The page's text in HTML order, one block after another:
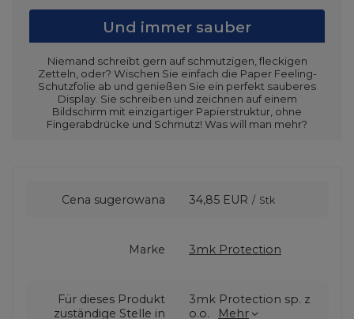
Und immer sauber
Niemand schreibt gern auf schmutzigen, fleckigen
Zetteln, oder? Wischen Sie einfach die Paper Feeling-
Schutzfolie ab und genießen Sie ein perfekt sauberes
Display. Sie schreiben und zeichnen auf einem
Bildschirm mit einzigartiger Papierstruktur, ohne
Fingerabdrücke und Schmutz! Was will man mehr?
Cena sugerowana 34,85 EUR / Stk
Marke 3mk Protection
Für dieses Produkt
zuständige Stelle in
3mk Protection sp. z
o.o.
Mehr